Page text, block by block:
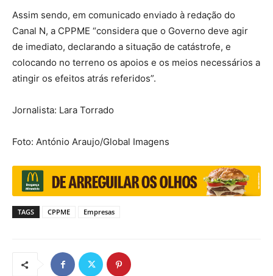
Assim sendo, em comunicado enviado à redação do
Canal N, a CPPME “considera que o Governo deve agir
de imediato, declarando a situação de catástrofe, e
colocando no terreno os apoios e os meios necessários a
atingir os efeitos atrás referidos”.
Jornalista: Lara Torrado
Foto: António Araujo/Global Imagens
TAGS CPPME Empresas